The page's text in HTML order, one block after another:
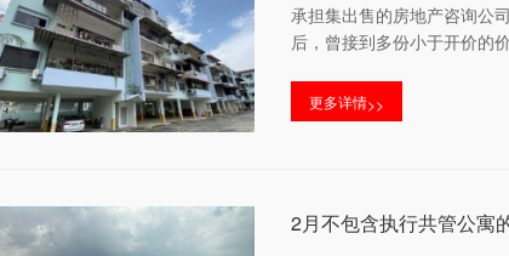
承担集出售的房地产咨询公
后，曾接到多份小于开价的价
更多详情>>
2月不包含执行共管公寓